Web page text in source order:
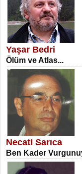
NECLA DİLEK
Öğretmenler Günü
İSA KARATEPE
Ekranlar Arasında
Yaşar Bedri
Ölüm ve Atlas...
Necati Sarıca
Ben Kader